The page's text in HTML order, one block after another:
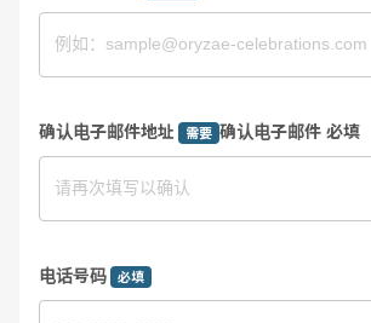
确认电子邮件地址 需要 确认电子邮件 必填
电话号码 必填